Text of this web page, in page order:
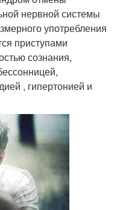
нервной системы
употребления
приступами
сознания,
, гипертонией и